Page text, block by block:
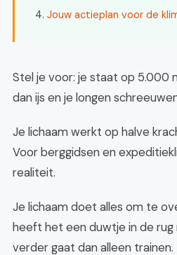
Jouw actieplan voor de
Stel je voor: je staat op 5.000
dan ijs en je longen
Je lichaam werkt op halve
Voor berggidsen en
realiteit.
Je lichaam doet alles om te
heeft het een duwtje in de rug
verder gaat dan alleen